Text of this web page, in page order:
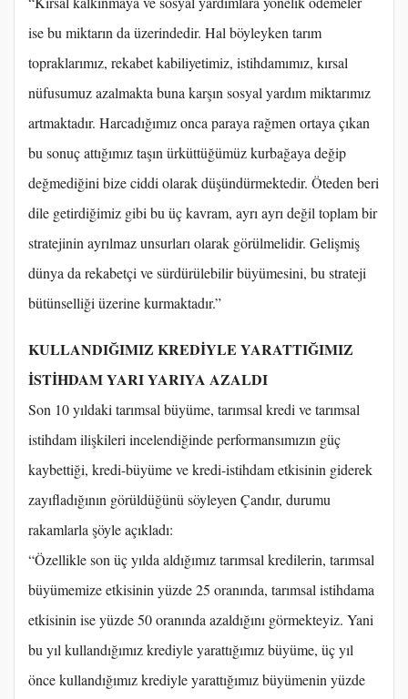
ise bu miktarın da üzerindedir. Hal böyleyken tarım
topraklarımız, rekabet kabiliyetimiz, istihdamımız, kırsal
nüfusumuz azalmakta buna karşın sosyal yardım miktarımız
artmaktadır. Harcadığımız onca paraya rağmen ortaya çıkan
bu sonuç attığımız taşın ürküttüğümüz kurbağaya değip
değmediğini bize ciddi olarak düşündürmektedir. Öteden beri
dile getirdiğimiz gibi bu üç kavram, ayrı ayrı değil toplam bir
stratejinin ayrılmaz unsurları olarak görülmelidir. Gelişmiş
dünya da rekabetçi ve sürdürülebilir büyümesini, bu strateji
bütünselliği üzerine kurmaktadır.”
KULLANDIĞIMIZ KREDİYLE YARATTIĞIMIZ
İSTİHDAM YARI YARIYA AZALDI
Son 10 yıldaki tarımsal büyüme, tarımsal kredi ve tarımsal
istihdam ilişkileri incelendiğinde performansımızın güç
kaybettiği, kredi-büyüme ve kredi-istihdam etkisinin giderek
zayıfladığının görüldüğünü söyleyen Çandır, durumu
rakamlarla şöyle açıkladı:
“Özellikle son üç yılda aldığımız tarımsal kredilerin, tarımsal
büyümemize etkisinin yüzde 25 oranında, tarımsal istihdama
etkisinin ise yüzde 50 oranında azaldığını görmekteyiz. Yani
bu yıl kullandığımız krediyle yarattığımız büyüme, üç yıl
önce kullandığımız krediyle yarattığımız büyümenin yüzde